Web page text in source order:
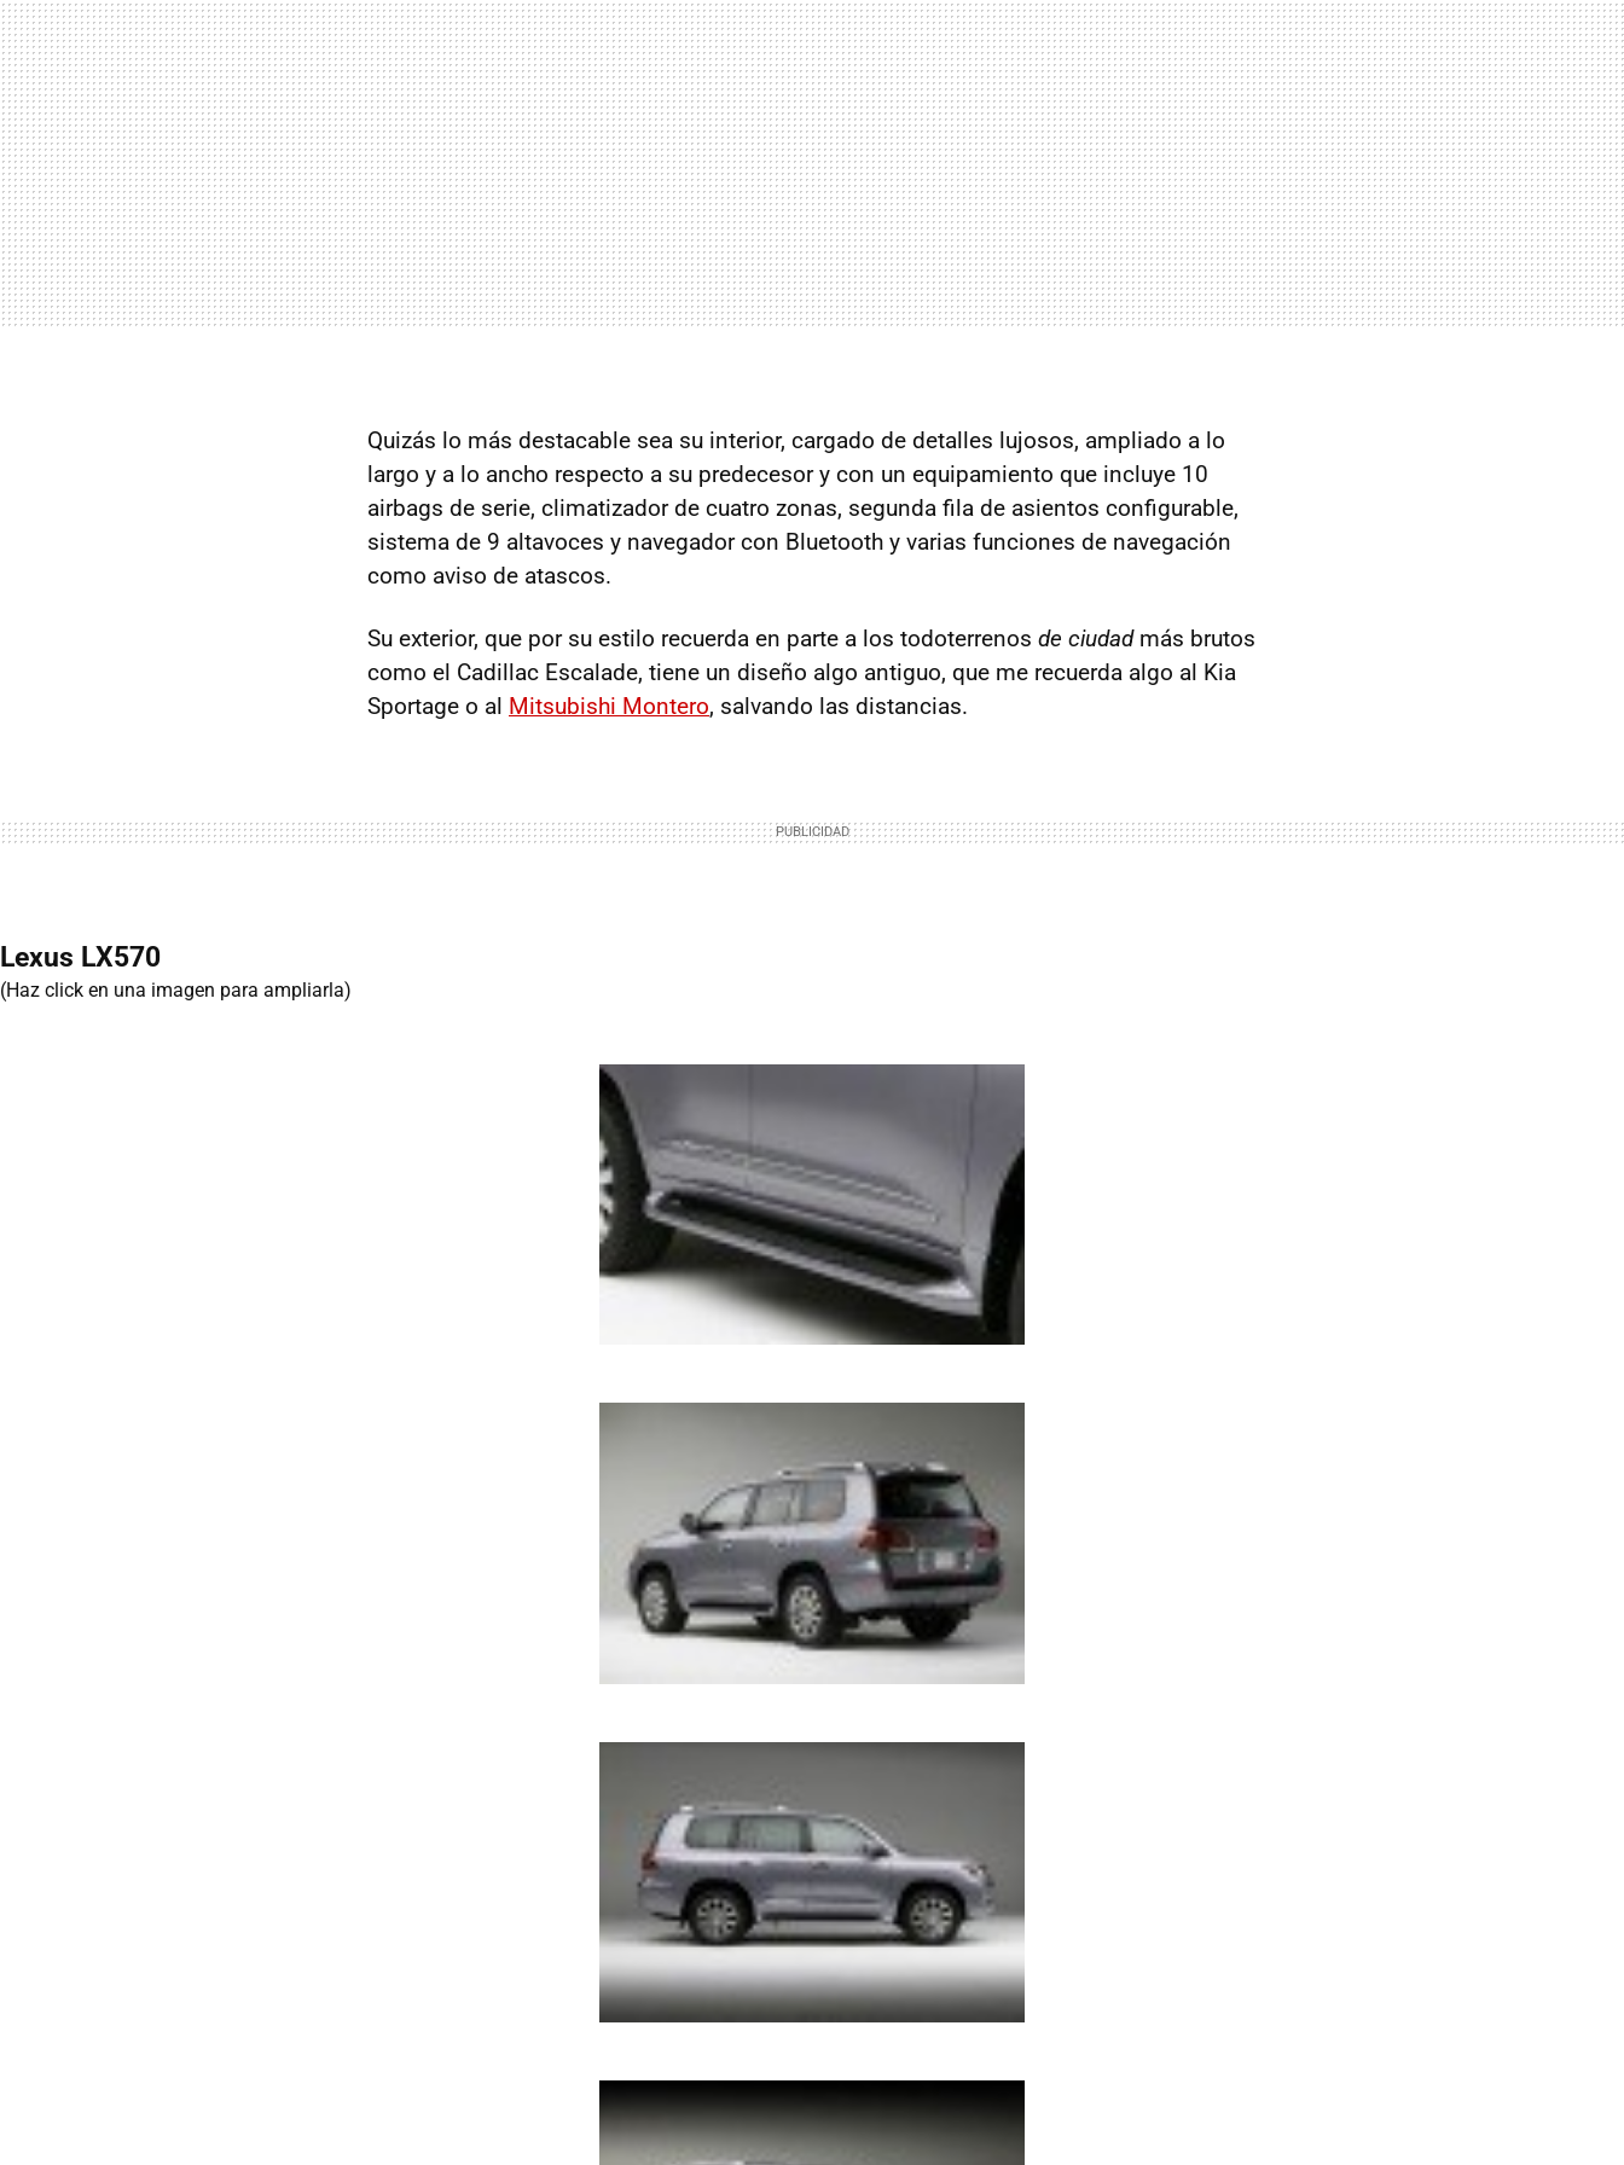
Quizás lo más destacable sea su interior, cargado de detalles lujosos, ampliado a lo
largo y a lo ancho respecto a su predecesor y con un equipamiento que incluye 10
airbags de serie, climatizador de cuatro zonas, segunda fila de asientos configurable,
sistema de 9 altavoces y navegador con Bluetooth y varias funciones de navegación
como aviso de atascos.
Su exterior, que por su estilo recuerda en parte a los todoterrenos de ciudadmás brutos
como el Cadillac Escalade, tiene un diseño algo antiguo, que me recuerda algo al Kia
Sportage o al Mitsubishi Montero, salvando las distancias.
Lexus LX570
(Haz click en una imagen para ampliarla)